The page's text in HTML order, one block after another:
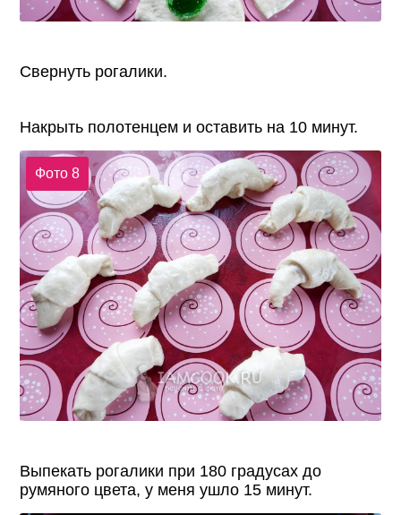
Свернуть рогалики.
Накрыть полотенцем и оставить на 10 минут.
Фото 8
Выпекать рогалики при 180 градусах до
румяного цвета, у меня ушло 15 минут.